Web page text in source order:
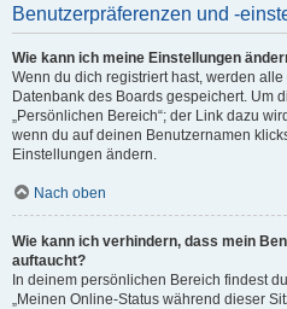
Benutzerpräferenzen und -
Wie kann ich meine Einstellungen
Wenn du dich registriert hast, werden
Datenbank des Boards gespeichert. Um
„Persönlichen Bereich“; der Link dazu
wenn du auf deinen Benutzernamen
Einstellungen ändern.
Nach oben
Wie kann ich verhindern, dass mein
auftaucht?
In deinem persönlichen Bereich findest
„Meinen Online-Status während dieser